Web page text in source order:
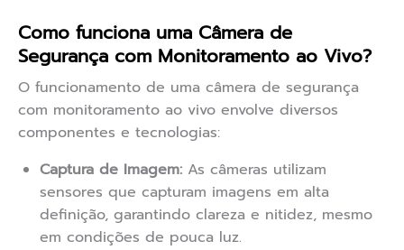
Como funciona uma Câmera de
Segurança com Monitoramento ao Vivo?
O funcionamento de uma câmera de segurança
com monitoramento ao vivo envolve diversos
componentes e tecnologias:
Captura de Imagem: As câmeras utilizam
sensores que capturam imagens em alta
definição, garantindo clareza e nitidez, mesmo
em condições de pouca luz.